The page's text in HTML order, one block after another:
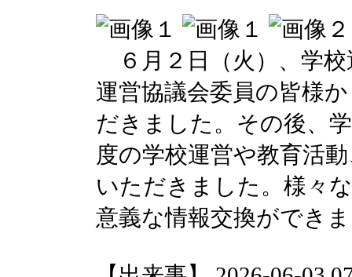
６月２日（火）、学
運営協議会委員の皆様
だきました。その後、
度の学校運営や教育活
いただきました。様々
意義な情報交換ができ